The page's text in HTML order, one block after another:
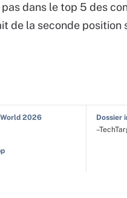
dans le top 5 des
de la seconde position
2026
Dossier